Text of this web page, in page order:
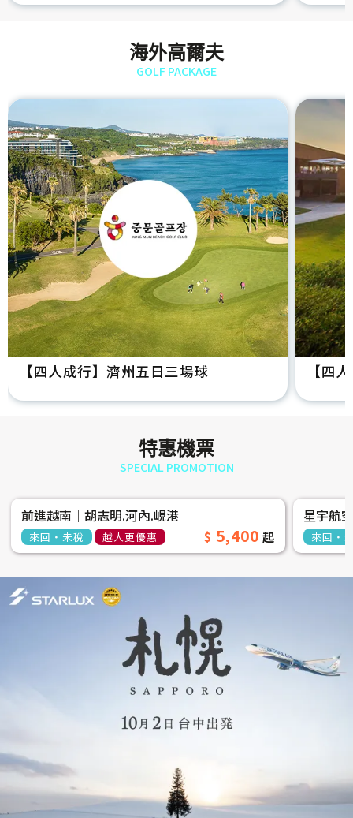
海外高爾夫
GOLF PACKAGE
【四人成行】濟州五日三場球 【四
特惠機票
SPECIAL PROMOTION
前進越南│胡志明.河內.峴港
來回‧未稅 越人更優惠 5,400
星宇航
來回‧